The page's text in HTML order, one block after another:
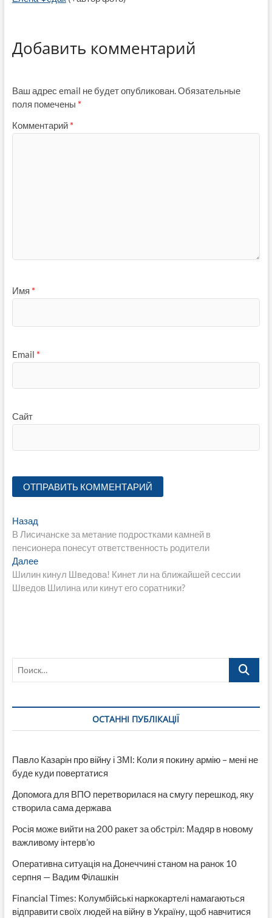
Добавить комментарий
Ваш адрес email не будет опубликован.Обязательные
поля помечены *
Комментарий *
Имя *
Email *
Сайт
Навигация
по
записям
НазадПредыдущая
запись:
В Лисичанске за метание подростками камней в
пенсионера понесут ответственность родители
ДалееСледующая
запись:
Шилин кинул Шведова! Кинет ли на ближайшей сессии
Шведов Шилина или кинут его соратники?
Поиск…
ОСТАННІ ПУБЛІКАЦІЇ
Павло Казарін про війну і ЗМІ: Коли я покину армію – мені не
буде куди повертатися
Допомога для ВПО перетворилася на смугу перешкод, яку
створила сама держава
Росія може вийти на 200 ракет за обстріл: Мадяр в новому
важливому інтерв’ю
Оперативна ситуація на Донеччині станом на ранок 10
серпня — Вадим Філашкін
Financial Times: Колумбійські наркокартелі намагаються
відправити своїх людей на війну в Україну, щоб навчитися